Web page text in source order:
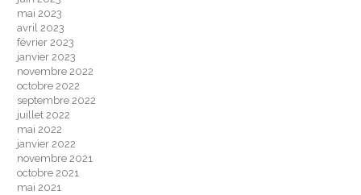
mai 2023
avril 2023
février 2023
janvier 2023
novembre 2022
octobre 2022
septembre 2022
juillet 2022
mai 2022
janvier 2022
novembre 2021
octobre 2021
mai 2021